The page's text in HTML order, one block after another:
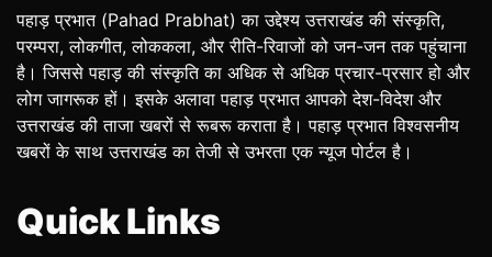
पहाड़ प्रभात (Pahad Prabhat) का उद्देश्य उत्तराखंड की संस्कृति,
परम्परा, लोकगीत, लोककला, और रीति-रिवाजों को जन-जन तक पहुंचाना
है। जिससे पहाड़ की संस्कृति का अधिक से अधिक प्रचार-प्रसार हो और
लोग जागरूक हों। इसके अलावा पहाड़ प्रभात आपको देश-विदेश और
उत्तराखंड की ताजा खबरों से रूबरू कराता है। पहाड़ प्रभात विश्वसनीय
खबरों के साथ उत्तराखंड का तेजी से उभरता एक न्यूज पोर्टल है।
Quick Links